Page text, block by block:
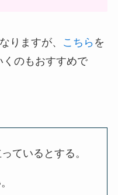
りますが、 こちら を
のもおすすめで
ているとする。